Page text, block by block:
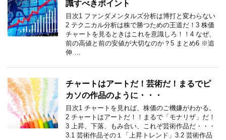
識すべきポイント
目次1 ファンダメンタルズ分析は博打と変わらない
2 テクニカル分析は株で勝つための王道だ！3 株価
チャートを見るときはこれを意識しろ！！4 なぜ、
前の高値と前の安値が大切なのか？5 まとめ6 ※追
伸 …
チャートはアートだ！芸術だ！まるでピ
カソの作品のように・・・
目次1 チャートを見れば、株価のご機嫌がわかる。
2 チャートはアートだ！！まるで「モナリザ」だ！
3 上昇、下落、もみ合い、これぞ芸術作品だ・・・
3.1 芸術作品その１「上昇トレンド」3.2 芸術作品